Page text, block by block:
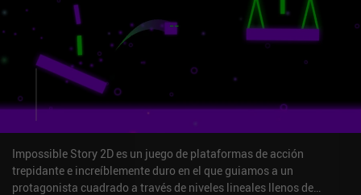
el universo humorístico con temática de patos encajan a la
perfección con la jugabilidad. El único inconveniente es que la
interfaz del menú es un poco enrevesada.El agente especial
CyberDuck se monetiza mediante escasos anuncios incentivados
para conseguir dinero extra en el juego, iAPs de hasta 15 $ para
apoyar al desarrollador independiente o desbloquear al instante
todos los personajes, armas y atributos. Sin embargo, todo se
desbloquea con relativa facilidad a lo largo de la partida, y el juego
no es pesado.Es ideal para cualquiera que disfrute con los juegos
de plataformas hardcore, y su modo de carrera rápida garantiza un
alto nivel de rejugabilidad.
Impossible Story 2D es un juego de plataformas de acción
trepidante e increíblemente duro en el que guiamos a un
protagonista cuadrado a través de niveles lineales llenos de